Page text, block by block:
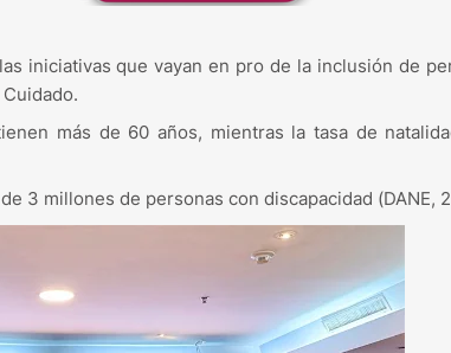
iniciativas que vayan en pro de la inclusión de
más de 60 años, mientras la tasa de
3 millones de personas con discapacidad (DANE,